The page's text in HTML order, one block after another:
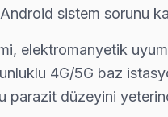
Android sistem sorunu
elektromanyetik
4G/5G baz
parazit düzeyini